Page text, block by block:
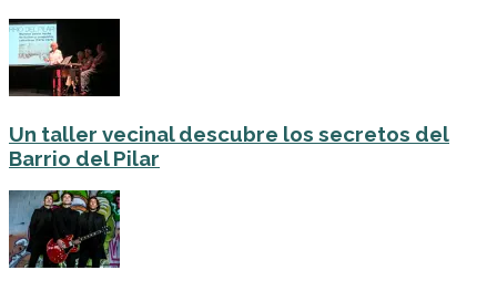
Un taller vecinal descubre los secretos del
Barrio del Pilar